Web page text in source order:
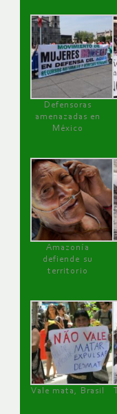
Defensoras
amenazadas en
México
Amazonía
defiende su
territorio
Vale mata, Brasil